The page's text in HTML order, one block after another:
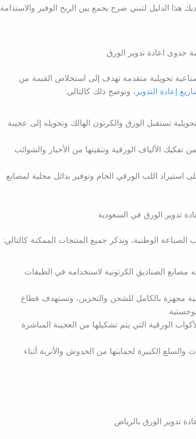
هذا الدليل لتبني صرح يجمع بين الربح الوفير والاستدامة
اعادة تدوير الورق
تحويلية متقدمة تهدف إلى استخلاص القيمة من
إعادة التدوير، ونوضح ذلك كالتالي:
تستقبل الورق والكرتون الهالك وتحويله إلى عجينة
الألياف الورقية وتنقيتها من الأحبار والشوائب
استيراد اللب الورقي الخام وتوفير بدائل محلية لمصانع
تدوير الورق في السعودية
الوطنية، ونذكر جميع المنتجات الممكنة كالتالي:
مصانع الصناديق الكرتونية لاستخدامه في الطبقات
مجهزة بالكامل للشحن والتخزين، وتستهدف قطاع
الورقية التي يتم تشكيلها من العجينة المباشرة
الكبيرة لحمايتها من الخدوش والأتربة أثناء
تدوير الورق بالرياض